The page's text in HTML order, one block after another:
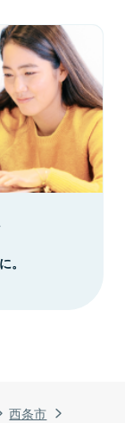
西条市
。